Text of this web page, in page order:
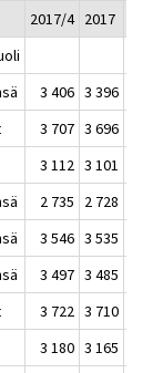
2017/4 2017
3 406 3 396
3 707 3 696
3 112 3 101
2 735 2 728
3 546 3 535
3 497 3 485
3 722 3 710
3 180 3 165